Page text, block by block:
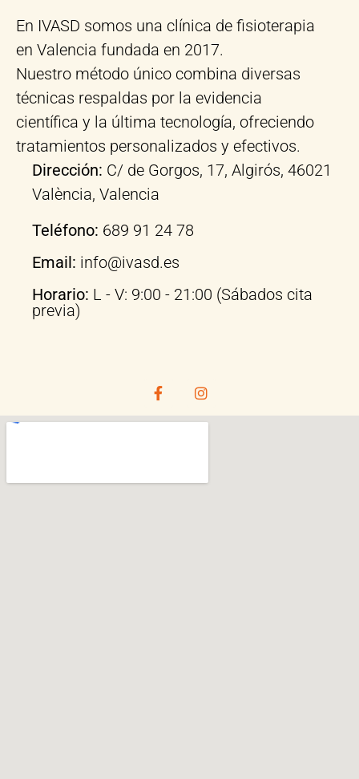
En IVASD somos una clínica de fisioterapia
en Valencia fundada en 2017.
Nuestro método único combina diversas
técnicas respaldas por la evidencia
científica y la última tecnología, ofreciendo
tratamientos personalizados y efectivos.
Dirección: C/ de Gorgos, 17, Algirós, 46021
València, Valencia
Teléfono: 689 91 24 78
Email: info@ivasd.es
Horario: L - V: 9:00 - 21:00 (Sábados cita
previa)